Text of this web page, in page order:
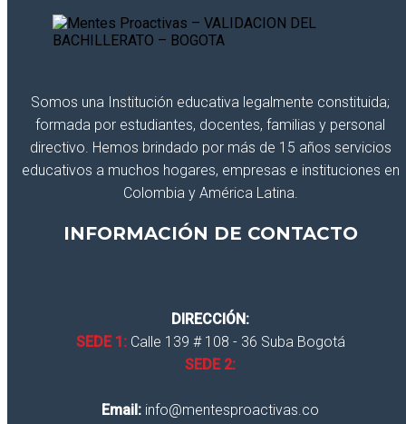
Somos una Institución educativa legalmente constituida;
formada por estudiantes, docentes, familias y personal
directivo. Hemos brindado por más de 15 años servicios
educativos a muchos hogares, empresas e instituciones en
Colombia y América Latina.
INFORMACIÓN DE CONTACTO
DIRECCIÓN:
SEDE 1:Calle 139 # 108 - 36 Suba Bogotá
SEDE 2:
Email: info@mentesproactivas.co